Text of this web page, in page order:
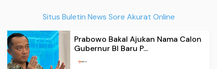
Situs Buletin News Sore Akurat Online
Prabowo Bakal Ajukan Nama Calon
Gubernur Bl Baru P...